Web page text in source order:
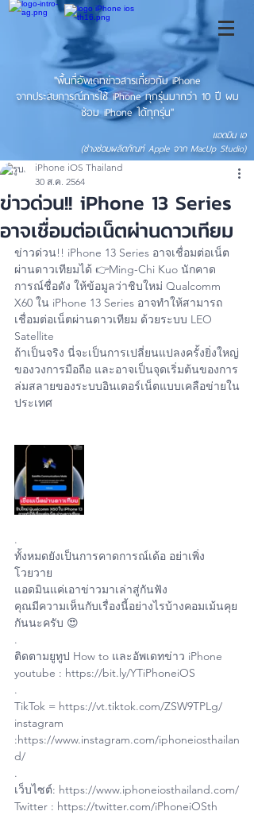
"พื้นที่อัพเดทข่าวสารเกี่ยวกับ iPhone
จากประสบการณ์การใช้ iPhone ทุกรุ่นมากว่า 10 ปี ผม
ซ่อม iPhone ได้ทุกรุ่น"
แอดมิน เอ
(ช่างซ่อมผลิตภัณฑ์ Apple จาก MacUp Studio)
ข่าวด่วน!! iPhone 13 Series
อาจเชื่อมต่อเน็ตผ่านดาวเทียม
iPhone iOS Thailand
30 ส.ค. 2564
ข่าวด่วน!! iPhone 13 Series อาจเชื่อมต่อเน็ต
ผ่านดาวเทียมได้ 👉Ming-Chi Kuo นักคาด
การณ์ชื่อดัง ให้ข้อมูลว่าชิบใหม่ Qualcomm
X60 ใน iPhone 13 Series อาจทำให้สามารถ
เชื่อมต่อเน็ตผ่านดาวเทียม ด้วยระบบ LEO
Satellite
ถ้าเป็นจริง นี่จะเป็นการเปลี่ยนแปลงครั้งยิ่งใหญ่
ของวงการมือถือ และอาจเป็นจุดเริ่มต้นของการ
ล่มสลายของระบบอินเตอร์เน็ตแบบเคลือข่ายใน
ประเทศ
.
ทั้งหมดยังเป็นการคาดการณ์เด้อ อย่าเพิ่ง
โวยวาย
แอดมินแค่เอาข่าวมาเล่าสู่กันฟัง
คุณมีความเห็นกับเรื่องนี้อย่างไรบ้างคอมเม้นคุย
กันนะครับ 😍
.
ติดตามยูทูป How to และอัพเดทข่าว iPhone
youtube : https://bit.ly/YTiPhoneiOS
.
TikTok = https://vt.tiktok.com/ZSW9TPLg/
instagram
:https://www.instagram.com/iphoneiosthailan
d/
.
เว็บไซต์: https://www.iphoneiosthailand.com/
Twitter : https://twitter.com/iPhoneiOSth